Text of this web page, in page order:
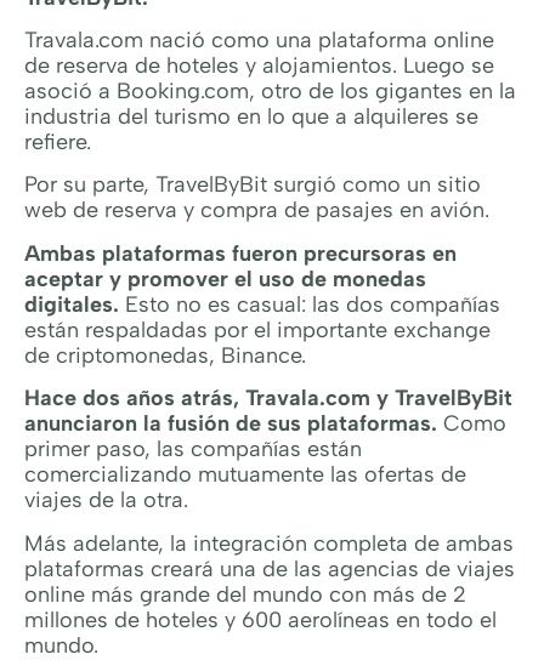
Travala.com nació como una plataforma online
de reserva de hoteles y alojamientos. Luego se
asoció a Booking.com, otro de los gigantes en la
industria del turismo en lo que a alquileres se
refiere.
Por su parte, TravelByBit surgió como un sitio
web de reserva y compra de pasajes en avión.
Ambas plataformas fueron precursoras en
aceptar y promover el uso de monedas
digitales. Esto no es casual: las dos compañías
están respaldadas por el importante exchange
de criptomonedas, Binance.
Hace dos años atrás, Travala.com y TravelByBit
anunciaron la fusión de sus plataformas. Como
primer paso, las compañías están
comercializando mutuamente las ofertas de
viajes de la otra.
Más adelante, la integración completa de ambas
plataformas creará una de las agencias de viajes
online más grande del mundo con más de 2
millones de hoteles y 600 aerolíneas en todo el
mundo.